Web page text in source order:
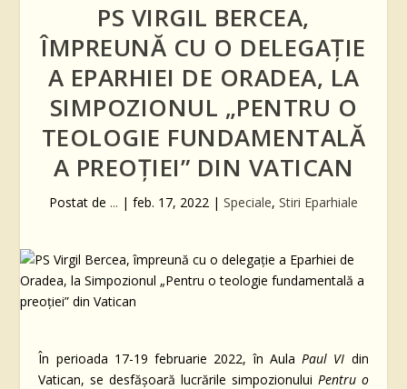
PS VIRGIL BERCEA,
ÎMPREUNĂ CU O DELEGAȚIE
A EPARHIEI DE ORADEA, LA
SIMPOZIONUL „PENTRU O
TEOLOGIE FUNDAMENTALĂ
A PREOȚIEI” DIN VATICAN
Postat de ... | feb. 17, 2022 | Speciale, Stiri Eparhiale
În perioada 17-19 februarie 2022, în AulaPaul VI din
Vatican, se desfășoară lucrările simpozionului Pentru o